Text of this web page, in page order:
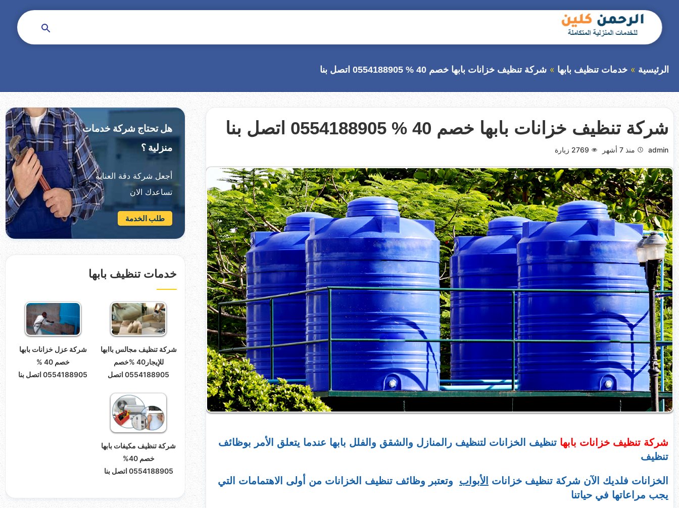
المحتوى
الرئيسية خدمات تنظيف بابها شركة تنظيف خزانات بابها خصم 40 % 0554188905 اتصل بنا
شركة تنظيف خزانات بابها خصم 40 % 0554188905 اتصل بنا
admin منذ 7 أشهر 2769 زيارة
شركة تنظيف خزانات بابها تنظيف الخزانات لتنظيف رالمنازل والشقق والفلل بابها عندما يتعلق الأمر بوظائف
تنظيف
الخزانات فلديك الآن شركة تنظيف خزانات الأبواب وتعتبر وظائف تنظيف الخزانات من أولى الاهتمامات التي
يجب مراعاتها في حياتنا
هل تحتاج شركة خدمات
منزلية ؟
أجعل شركة دقة العناية
تساعدك الان
طلب الخدمة
خدمات تنظيف بابها
شركة تنظيف مجالس باابها
للإيجار40 %خصم
0554188905 اتصل
شركة عزل خزانات بابها
خصم 40 %
0554188905 اتصل بنا
شركة تنظيف مكيفات بابها
خصم 40%
0554188905 اتصل بنا